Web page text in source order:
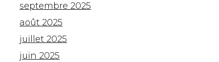
septembre 2025
août 2025
juillet 2025
juin 2025